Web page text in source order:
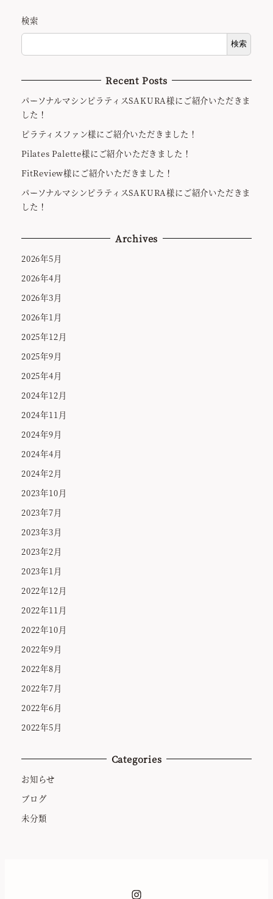
検索
検索
Recent Posts
パーソナルマシンピラティスSAKURA様にご紹介いただきま
した！
ピラティスファン様にご紹介いただきました！
Pilates Palette様にご紹介いただきました！
FitReview様にご紹介いただきました！
パーソナルマシンピラティスSAKURA様にご紹介いただきま
した！
Archives
2026年5月
2026年4月
2026年3月
2026年1月
2025年12月
2025年9月
2025年4月
2024年12月
2024年11月
2024年9月
2024年4月
2024年2月
2023年10月
2023年7月
2023年3月
2023年2月
2023年1月
2022年12月
2022年11月
2022年10月
2022年9月
2022年8月
2022年7月
2022年6月
2022年5月
Categories
お知らせ
ブログ
未分類
Instagram